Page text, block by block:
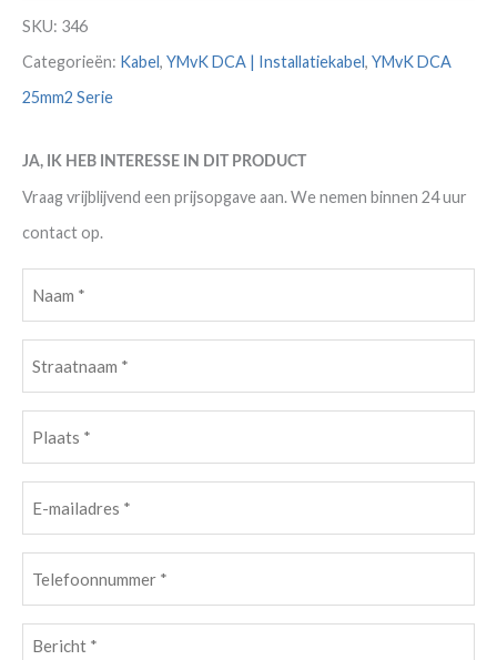
SKU: 346
Categorieën: Kabel, YMvK DCA | Installatiekabel, YMvK DCA
25mm2 Serie
JA, IK HEB INTERESSE IN DIT PRODUCT
Vraag vrijblijvend een prijsopgave aan. We nemen binnen 24 uur
contact op.
(Vereist)
(Vereist)
(Vereist)
mailadres(Vereist)
(Vereist)
Bericht (Vereist)